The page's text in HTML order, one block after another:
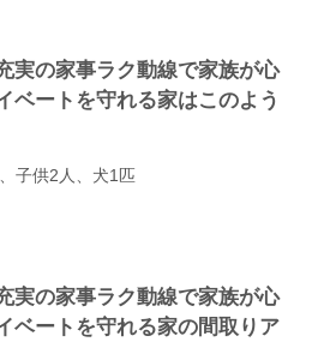
実の家事ラク動線で家族が心
ベートを守れる家はこのよう
子供2人、犬1匹
実の家事ラク動線で家族が心
ベートを守れる家の間取りア